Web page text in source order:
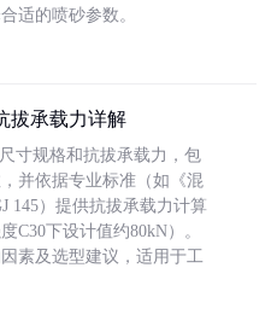
适的喷砂参数。
拔承载力详解
寸规格和抗拔承载力，包
并依据专业标准（如《混
145）提供抗拔承载力计算
C30下设计值约80kN）。
素及选型建议，适用于工